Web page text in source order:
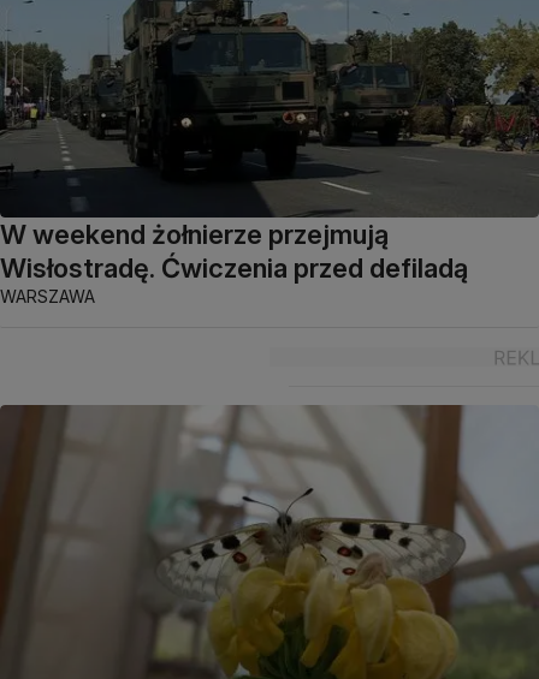
W weekend żołnierze przejmują
Wisłostradę. Ćwiczenia przed defiladą
WARSZAWA